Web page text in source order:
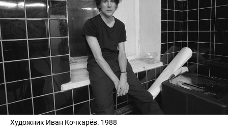
Художник Иван Кочкарёв. 1988